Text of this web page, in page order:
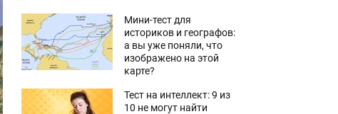
Мини-тест для
историков и географов:
а вы уже поняли, что
изображено на этой
карте?
Тест на интеллект: 9 из
10 не могут найти